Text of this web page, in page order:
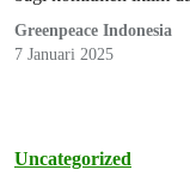
Greenpeace Indonesia
7 Januari 2025
Uncategorized